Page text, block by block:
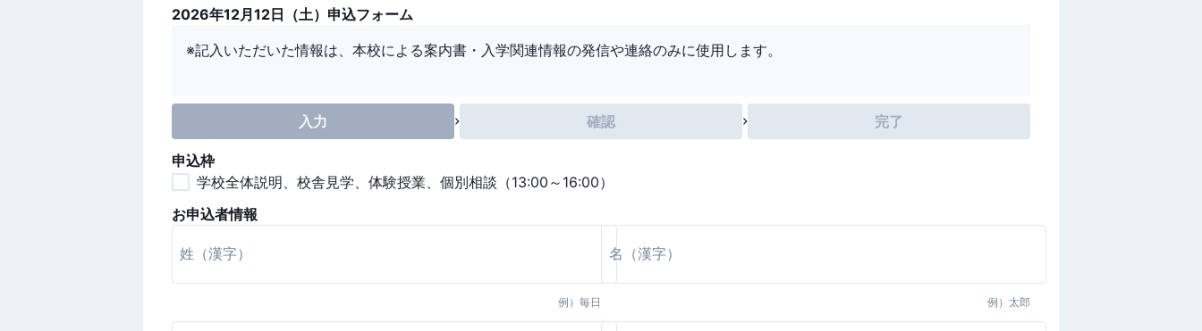
2026年12月12日（土）申込フォーム
※記入いただいた情報は、本校による案内書・入学関連情報の発信や連絡のみに使用します。
入力 確認 完了
申込枠
学校全体説明、校舎見学、体験授業、個別相談（13:00～16:00）
お申込者情報
例） 毎日 例） 太郎